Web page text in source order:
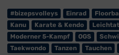
#bizepsvolleys Einrad
Kanu
Karate & Kendo
Moderner 5-Kampf
OGS
Taekwondo
Tanzen Tauchen